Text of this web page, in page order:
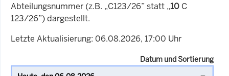
Abteilungsnummer (z.B. „C123/26” statt „10 C
123/26”) dargestellt.
Letzte Aktualisierung: 06.08.2026, 17:00 Uhr
Datum und Sortierung